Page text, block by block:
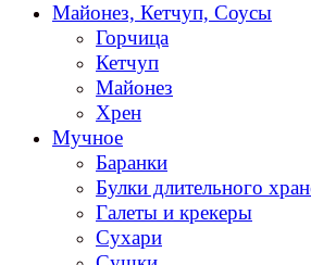
Майонез, Кетчуп, Соусы
Горчица
Кетчуп
Майонез
Хрен
Мучное
Баранки
Булки длительного
Галеты и крекеры
Сухари